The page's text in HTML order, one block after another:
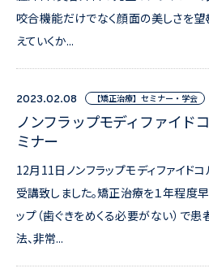
咬合機能だけでなく顔面の美しさを
えていくか...
2023.02.08 【矯正治療】セミナー・学会
ノンフラップモディファイド
ミナー
12月11日ノンフラップモディファイド
受講致しました。矯正治療を１年程度早
ップ（歯ぐきをめくる必要がない）で
法、非常...